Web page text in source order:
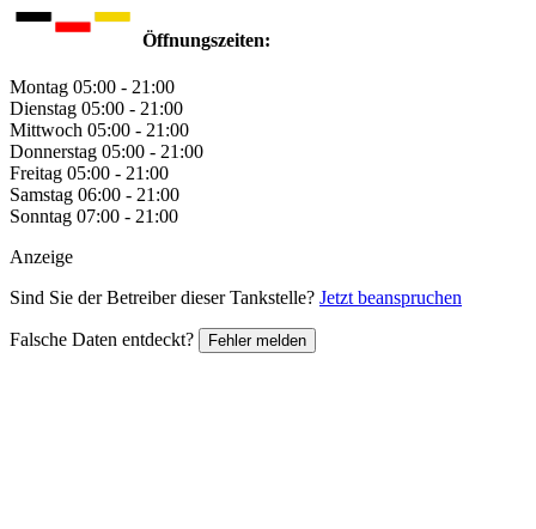
Öffnungszeiten:
Montag 05:00 - 21:00
Dienstag 05:00 - 21:00
Mittwoch 05:00 - 21:00
Donnerstag 05:00 - 21:00
Freitag 05:00 - 21:00
Samstag 06:00 - 21:00
Sonntag 07:00 - 21:00
Anzeige
Sind Sie der Betreiber dieser Tankstelle? Jetzt beanspruchen
Falsche Daten entdeckt? Fehler melden